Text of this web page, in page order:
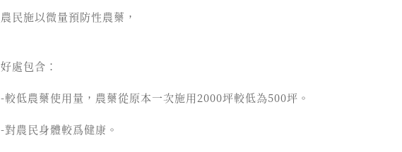
農民施以微量預防性農藥，
好處包含：
-較低農藥使用量，農藥從原本一次施用2000坪較低為500坪。
-對農民身體較爲健康。